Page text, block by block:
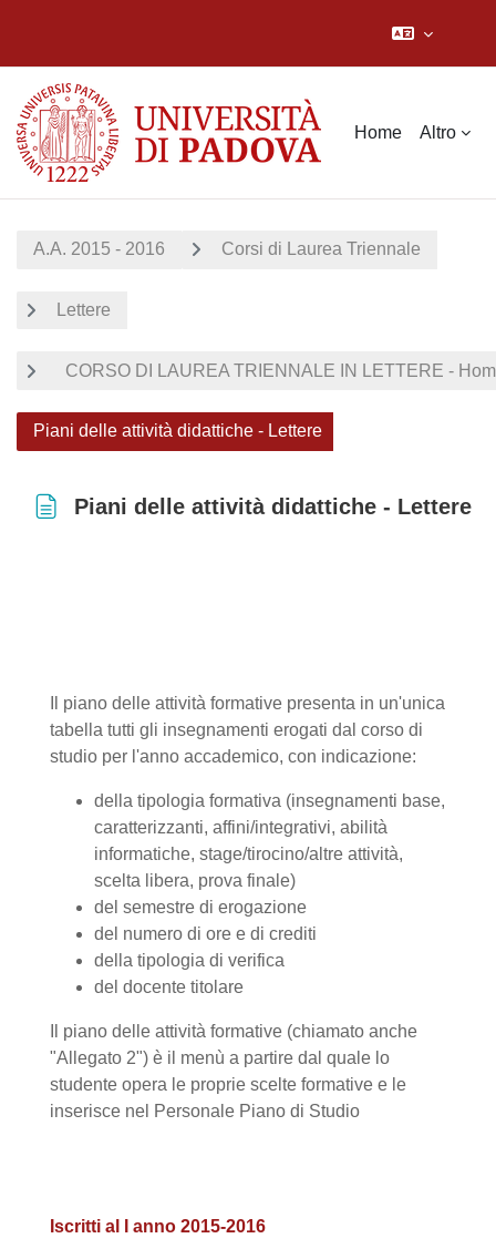
Home Altro
A.A. 2015 - 2016 Corsi di Laurea Triennale
Lettere
CORSO DI LAUREA TRIENNALE IN LETTERE -
Piani delle attività didattiche - Lettere
Piani delle attività didattiche - Lettere
Il piano delle attività formative presenta in un'unica
tabella tutti gli insegnamenti erogati dal corso di
studio per l'anno accademico, con indicazione:
della tipologia formativa (insegnamenti base,
caratterizzanti, affini/integrativi, abilità
informatiche, stage/tirocino/altre attività,
scelta libera, prova finale)
del semestre di erogazione
del numero di ore e di crediti
della tipologia di verifica
del docente titolare
Il piano delle attività formative (chiamato anche
"Allegato 2") è il menù a partire dal quale lo
studente opera le proprie scelte formative e le
inserisce nel Personale Piano di Studio
Iscritti al I anno 2015-2016